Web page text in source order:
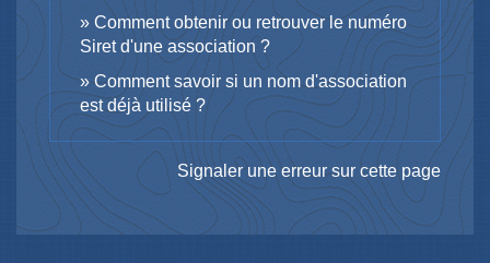
Comment obtenir ou retrouver le numéro
Siret d'une association ?
Comment savoir si un nom d'association
est déjà utilisé ?
Signaler une erreur sur cette page